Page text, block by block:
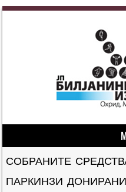
Skip to content
СОБРАНИТЕ
ПАРКИНЗИ